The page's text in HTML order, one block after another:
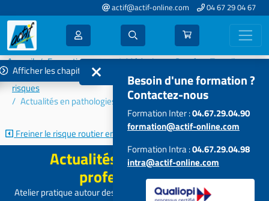
actif@actif-online.com 04 67 29 04 67
Accueil Formations 2025
Médecine et Santé au Travail
Activité clinique - Promotion de la santé - Prévention des
risques
Actualités en pathologies professionnelles
Afficher les chapitres
Freiner le risque routier en... Risques biologiques émergents :...
Actualités en pathologies
professionnelles
Atelier pratique autour des cas cliniques complexes en santé au
Besoin d'une formation ?
Contactez-nous
Formation Inter :04.67.29.04.90
formation@actif-online.com
Formation Intra :04.67.29.04.98
intra@actif-online.com